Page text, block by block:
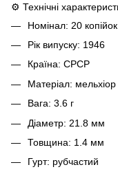
⚙️ Технічні
Номінал: 20 копійок
Рік випуску: 1946
Країна: СРСР
Матеріал:
Вага: 3.6 г
Діаметр: 21.8 мм
Товщина: 1.4 мм
Гурт: рубчастий